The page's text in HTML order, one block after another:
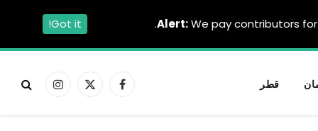
قطر
فيسبوكX
الانستغرام
Alert:We pay contributors for
Got it!